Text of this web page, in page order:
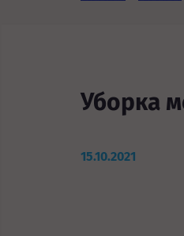
Уборка
15.10.2021